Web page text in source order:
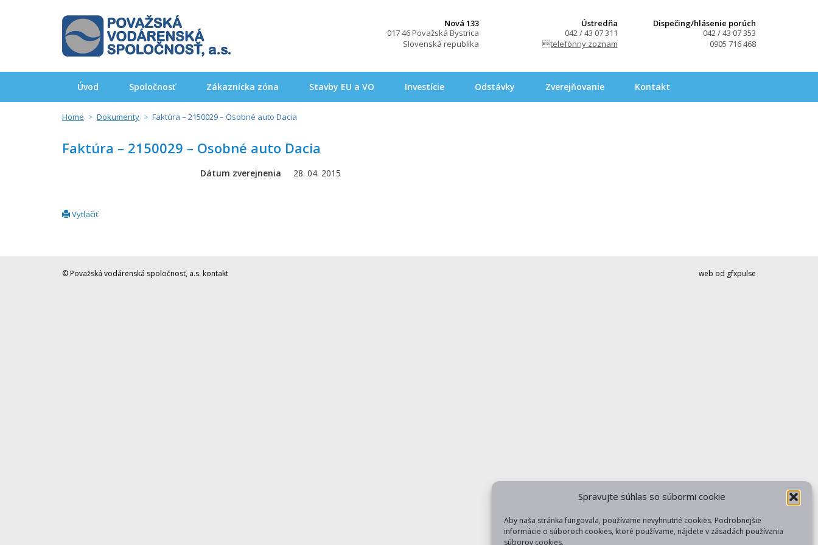
Spravujte súhlas so súbormi cookie
Aby naša stránka fungovala, používame nevyhnutné cookies. Podrobnejšie
informácie o súboroch cookies, ktoré používame, nájdete v zásadách používania
súborov cookies.
Nová 133
017 46 Považská Bystrica
Slovenská republika
Ústredňa
042 / 43 07 311
telefónny zoznam
Dispečing/hlásenie porúch
042 / 43 07 353
0905 716 468
Úvod Spoločnosť Zákaznícka zóna Stavby EU a VO Investície Odstávky Zverejňovanie Kontakt
Home Dokumenty Faktúra – 2150029 – Osobné auto Dacia
Faktúra – 2150029 – Osobné auto Dacia
Dátum zverejnenia 28. 04. 2015
Vytlačiť
© Považská vodárenská spoločnosť, a.s. kontakt web od gfxpulse